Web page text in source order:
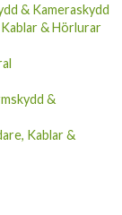
& Kameraskydd
& Hörlurar
&
Kablar &